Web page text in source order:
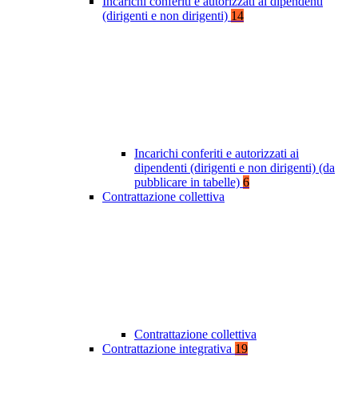
(dirigenti e non dirigenti) 14
Incarichi conferiti e autorizzati ai
dipendenti (dirigenti e non dirigenti) (da
pubblicare in tabelle) 6
Contrattazione collettiva
Contrattazione collettiva
Contrattazione integrativa 19